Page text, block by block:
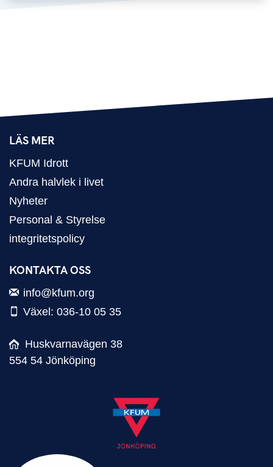
LÄS MER
KFUM Idrott
Andra halvlek i livet
Nyheter
Personal & Styrelse
integritetspolicy
KONTAKTA OSS
info@kfum.org
Växel: 036-10 05 35
Huskvarnavägen 38
554 54 Jönköping